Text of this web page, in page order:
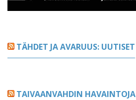
TÄHDET JA AVARUUS: UUTISET
TAIVAANVAHDIN HAVAINTOJA